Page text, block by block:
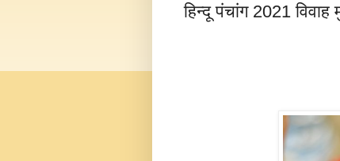
हिन्दू पंचांग 2021 विवाह